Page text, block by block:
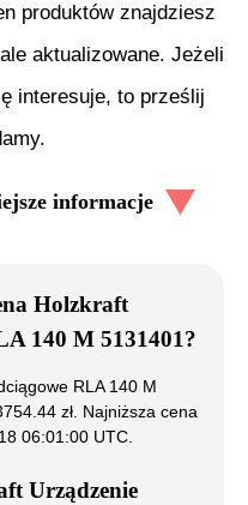
produktów znajdziesz
aktualizowane. Jeżeli
interesuje, to prześlij
informacje
Holzkraft
140 M 5131401?
RLA 140 M
zł. Najniższa cena
06:01:00 UTC.
Urządzenie